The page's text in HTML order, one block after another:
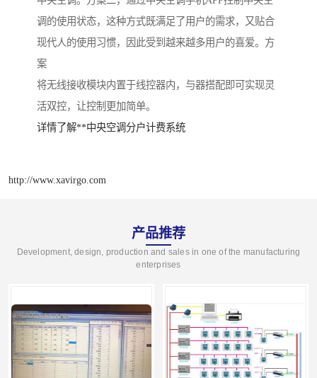
调的使用状态，这种方式既满足了用户的需求，又贴合
现代人的使用习惯，因此受到越来越多用户的喜爱。方
案
将无线接收模块内置于线控器内，与器搭配即可实现灵
活双控，让控制更加简单。
详情了解**中央空调分户计费系统
http://www.xavirgo.com
产品推荐
Development, design, production and sales in one of the manufacturing
enterprises